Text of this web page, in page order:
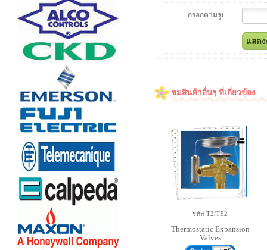
กรอกตามรูป :
ชมสินค้าอื่นๆ ที่เกี่ยวข้อง
รหัส T2/TE2
Thermostatic Expansion
Valves